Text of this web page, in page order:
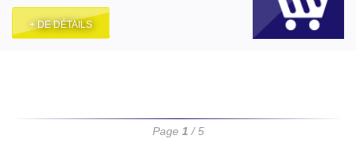
+ DE DÉTAILS
Page 1 / 5